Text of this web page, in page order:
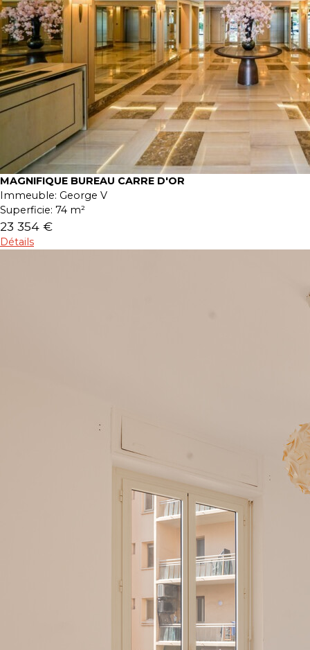
MAGNIFIQUE BUREAU CARRE D'OR
Immeuble: George V
Superficie: 74 m²
23 354 €
Détails